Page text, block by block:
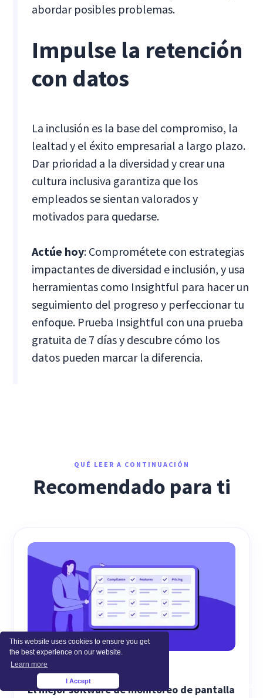
This website uses cookies to ensure you get
the best experience on our website.
Learn more
I Accept
abordar posibles problemas.
Impulse la retención
con datos
La inclusión es la base del compromiso, la
lealtad y el éxito empresarial a largo plazo.
Dar prioridad a la diversidad y crear una
cultura inclusiva garantiza que los
empleados se sientan valorados y
motivados para quedarse.
Actúe hoy: Comprométete con estrategias
impactantes de diversidad e inclusión, y usa
herramientas como Insightful para hacer un
seguimiento del progreso y perfeccionar tu
enfoque. Prueba Insightful con una prueba
gratuita de 7 días y descubre cómo los
datos pueden marcar la diferencia.
QUÉ LEER A CONTINUACIÓN
Recomendado para ti
EMPLOYEE MONITORING
El mejor software de monitoreo de pantalla